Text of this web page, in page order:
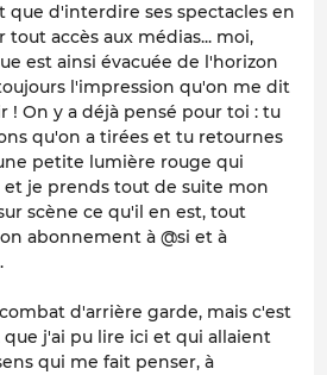
que d'interdire ses spectacles en
accès aux médias... moi,
est ainsi évacuée de l'horizon
l'impression qu'on me dit
! On y a déjà pensé pour toi : tu
qu'on a tirées et tu retournes
petite lumière rouge qui
et je prends tout de suite mon
scène ce qu'il en est, tout
abonnement à @si et à
d'arrière garde, mais c'est
j'ai pu lire ici et qui allaient
qui me fait penser, à